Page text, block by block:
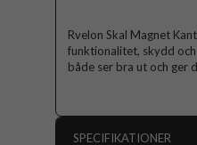
Rvelon Skal Magnet
funktionalitet, skydd
både ser bra ut och ger
SPECIFIKATIONER